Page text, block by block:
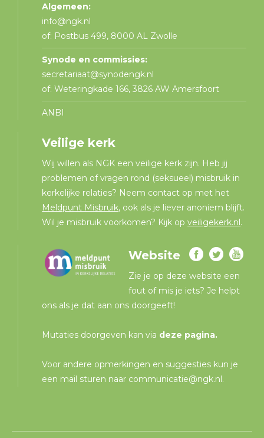
Algemeen:
info@ngk.nl
of: Postbus 499, 8000 AL Zwolle
Synode en commissies:
secretariaat@synodengk.nl
of: Weteringkade 166, 3826 AW Amersfoort
ANBI
Veilige kerk
Wij willen als NGK een veilige kerk zijn. Heb jij
problemen of vragen rond (seksueel) misbruik in
kerkelijke relaties? Neem contact op met het
Meldpunt Misbruik, ook als je liever anoniem blijft.
Wil je misbruik voorkomen? Kijk opveiligekerk.nl.
Website
Zie je op deze website een
fout of mis je iets? Je helpt
ons als je dat aan ons doorgeeft!
Mutaties doorgeven kan via deze pagina.
Voor andere opmerkingen en suggesties kun je
een mail sturen naar communicatie@ngk.nl.